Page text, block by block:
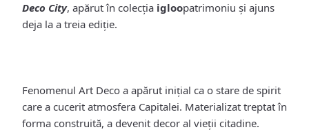
Deco City, apărut în colecţia igloopatrimoniu și ajuns
deja la a treia ediție.
Fenomenul Art Deco a apărut inițial ca o stare de spirit
care a cucerit atmosfera Capitalei. Materializat treptat în
forma construită, a devenit decor al vieții citadine.